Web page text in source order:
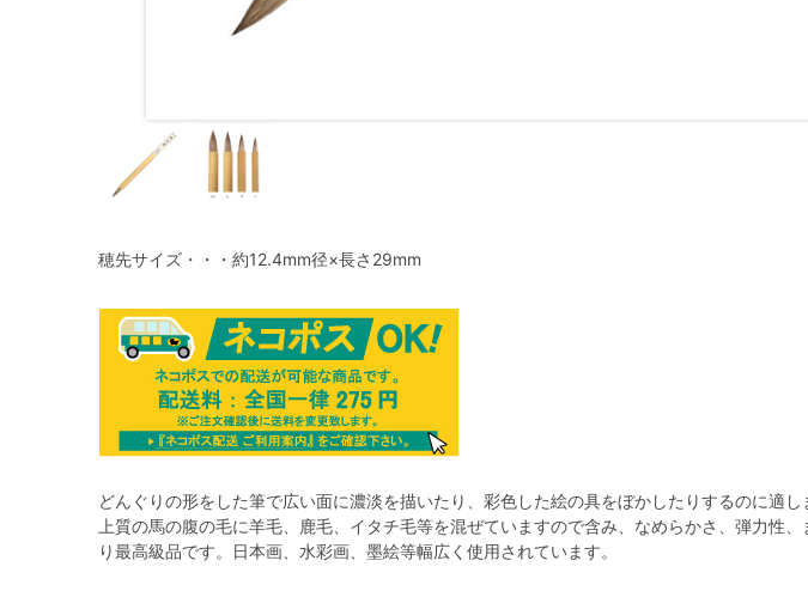
穂先サイズ・・・約12.4mm径×長さ29mm
どんぐりの形をした筆で広い面に濃淡を描いたり、彩色した絵の具をぼかしたりするのに適し
上質の馬の腹の毛に羊毛、鹿毛、イタチ毛等を混ぜていますので含み、なめらかさ、弾力性、
り最高級品です。日本画、水彩画、墨絵等幅広く使用されています。